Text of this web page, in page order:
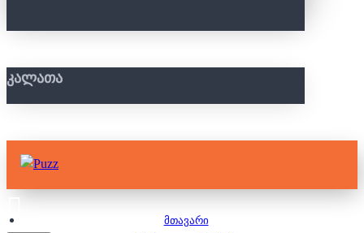
ᲙᲐᲚᲐᲗᲐ
მთავარი